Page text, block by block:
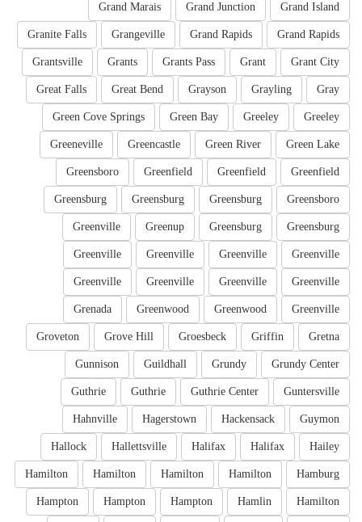
Grand Island
Grand Junction
Grand Marais
Grand Rapids
Grand Rapids
Grangeville
Granite Falls
Grant City
Grant
Grants Pass
Grants
Grantsville
Gray
Grayling
Grayson
Great Bend
Great Falls
Greeley
Greeley
Green Bay
Green Cove Springs
Green Lake
Green River
Greencastle
Greeneville
Greenfield
Greenfield
Greenfield
Greensboro
Greensboro
Greensburg
Greensburg
Greensburg
Greensburg
Greensburg
Greenup
Greenville
Greenville
Greenville
Greenville
Greenville
Greenville
Greenville
Greenville
Greenville
Greenville
Greenwood
Greenwood
Grenada
Gretna
Griffin
Groesbeck
Grove Hill
Groveton
Grundy Center
Grundy
Guildhall
Gunnison
Guntersville
Guthrie Center
Guthrie
Guthrie
Guymon
Hackensack
Hagerstown
Hahnville
Hailey
Halifax
Halifax
Hallettsville
Hallock
Hamburg
Hamilton
Hamilton
Hamilton
Hamilton
Hamilton
Hamlin
Hampton
Hampton
Hampton